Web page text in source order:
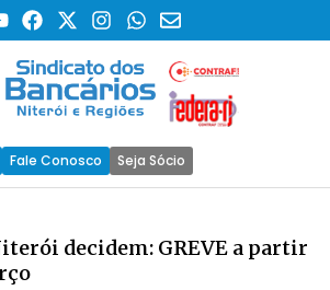
Fale Conosco Seja Sócio
decidem: GREVE a partir